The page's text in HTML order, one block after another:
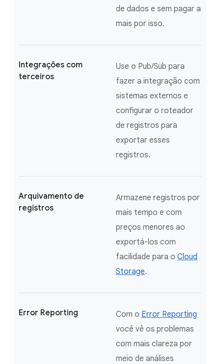
de dados e sem pagar a
mais por isso.
Integrações com
terceiros
Use o Pub/Sub para
fazer a integração com
sistemas externos e
configurar o roteador
de registros para
exportar esses
registros.
Arquivamento de
registros
Armazene registros por
mais tempo e com
preços menores ao
exportá-los com
facilidade para o Cloud
Storage.
Error Reporting Com o Error Reporting
você vê os problemas
com mais clareza por
meio de análises